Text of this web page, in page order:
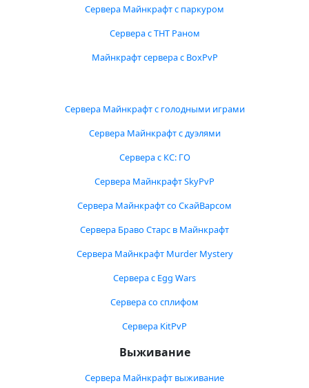
Сервера Майнкрафт с паркуром
Сервера с ТНТ Раном
Майнкрафт сервера с BoxPvP
Сервера Майнкрафт с голодными играми
Сервера Майнкрафт с дуэлями
Сервера с КС: ГО
Сервера Майнкрафт SkyPvP
Сервера Майнкрафт со СкайВарсом
Сервера Браво Старс в Майнкрафт
Сервера Майнкрафт Murder Mystery
Сервера с Egg Wars
Сервера со сплифом
Сервера KitPvP
Выживание
Сервера Майнкрафт выживание